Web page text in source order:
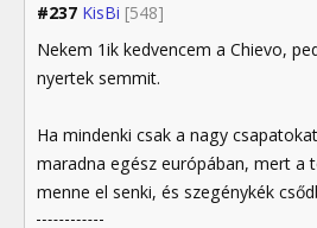
#237 KisBi [548]
Nekem 1ik kedvencem a Chievo,
nyertek semmit.
Ha mindenki csak a nagy
maradna egész európában, mert a
menne el senki, és szegénykék